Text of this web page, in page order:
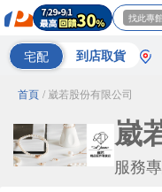
找此專
宅配 到店取貨
首頁 / 崴若股份有限公司
崴
服務